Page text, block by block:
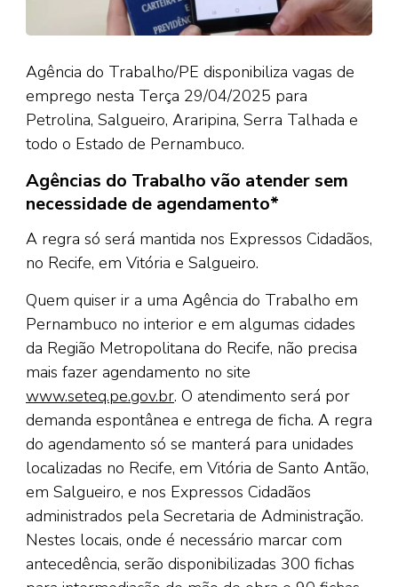
Agência do Trabalho/PE disponibiliza vagas de
emprego nesta Terça 29/04/2025 para
Petrolina, Salgueiro, Araripina, Serra Talhada e
todo o Estado de Pernambuco.
Agências do Trabalho vão atender sem
necessidade de agendamento*
A regra só será mantida nos Expressos Cidadãos,
no Recife, em Vitória e Salgueiro.
Quem quiser ir a uma Agência do Trabalho em
Pernambuco no interior e em algumas cidades
da Região Metropolitana do Recife, não precisa
mais fazer agendamento no site
www.seteq.pe.gov.br. O atendimento será por
demanda espontânea e entrega de ficha. A regra
do agendamento só se manterá para unidades
localizadas no Recife, em Vitória de Santo Antão,
em Salgueiro, e nos Expressos Cidadãos
administrados pela Secretaria de Administração.
Nestes locais, onde é necessário marcar com
antecedência, serão disponibilizadas 300 fichas